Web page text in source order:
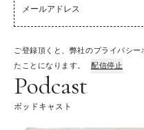
ご登録頂くと、弊社のプライバシ
たことになります。
配信停止
Podcast
ポッドキャスト